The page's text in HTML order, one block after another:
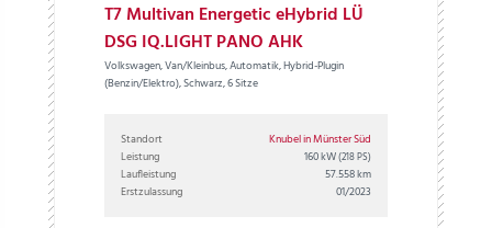
T7 Multivan Energetic eHybrid LÜ
DSG IQ.LIGHT PANO AHK
Volkswagen, Van/Kleinbus, Automatik, Hybrid-Plugin
(Benzin/Elektro), Schwarz, 6 Sitze
Standort
Knubel in Münster Süd
Leistung
160 kW(218 PS)
Laufleistung
57.558 km
Erstzulassung
01/2023